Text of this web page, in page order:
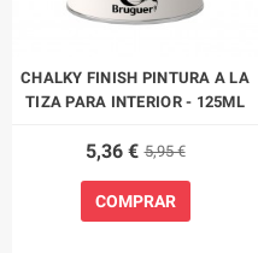
CHALKY FINISH PINTURA A LA
TIZA PARA INTERIOR - 125ML
5,36 € 5,95 €
COMPRAR